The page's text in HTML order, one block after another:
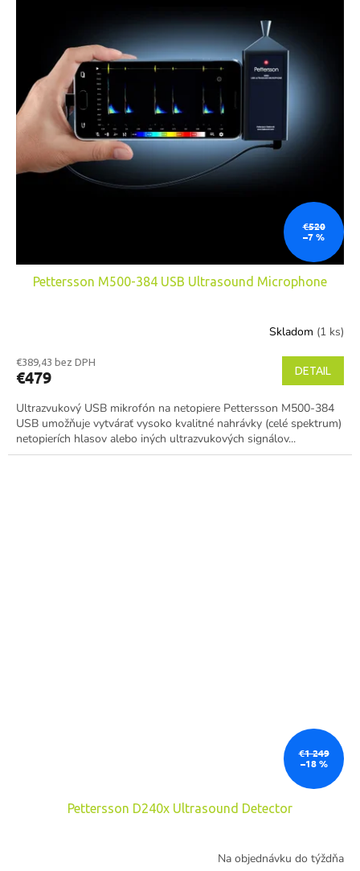
€520
–7 %
Pettersson M500-384 USB Ultrasound Microphone
Skladom (1 ks)
€389,43 bez DPH
€479 DETAIL
Ultrazvukový USB mikrofón na netopiere Pettersson M500-384
USB umožňuje vytvárať vysoko kvalitné nahrávky (celé spektrum)
netopierích hlasov alebo iných ultrazvukových signálov...
€1 249
–18 %
Pettersson D240x Ultrasound Detector
Na objednávku do týždňa